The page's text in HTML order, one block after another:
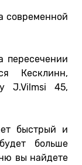
современной
пересечении
Кесклинн,
J.Vilmsi 45,
быстрый и
больше
вы найдете